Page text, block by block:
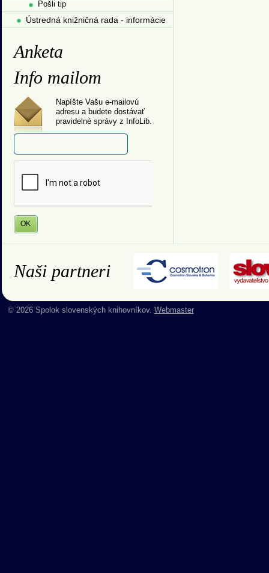
Pošli tip
Ústredná knižničná rada - informácie
Anketa
Info mailom
Napíšte Vašu e-mailovú
adresu a budete dostávať
pravidelné správy z InfoLib.
Naši partneri
© 2026 Spolok slovenských knihovníkov. Webmaster